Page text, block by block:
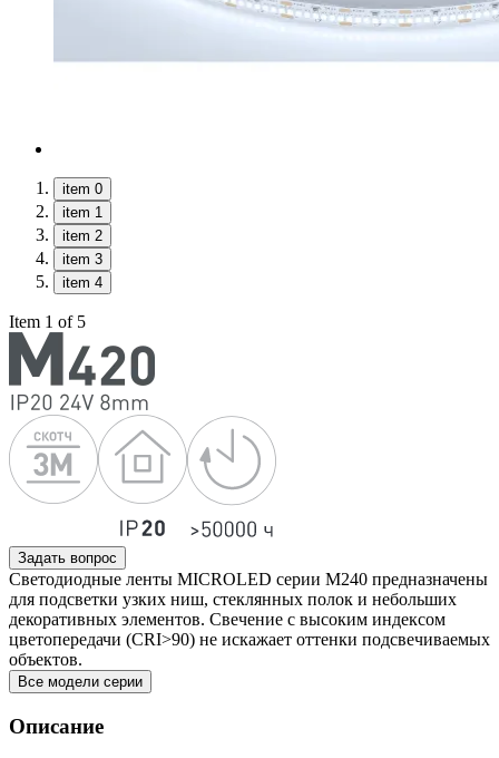
item 0
item 1
item 2
item 3
item 4
Item 1 of 5
Задать вопрос
Светодиодные ленты MICROLED серии M240 предназначены
для подсветки узких ниш, стеклянных полок и небольших
декоративных элементов. Свечение с высоким индексом
цветопередачи (CRI>90) не искажает оттенки подсвечиваемых
объектов.
Все модели серии
Описание